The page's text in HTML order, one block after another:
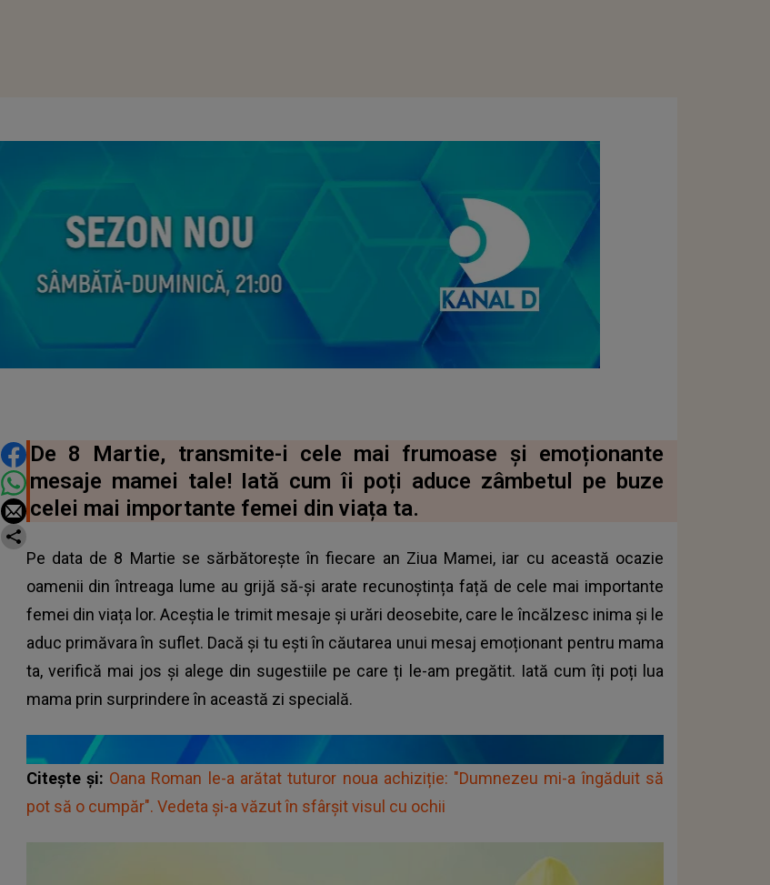
DISTRIBUIE ARTICOLUL
De 8 Martie, transmite-i cele mai frumoase și emoționante
mesaje mamei tale! Iată cum îi poți aduce zâmbetul pe buze
celei mai importante femei din viața ta.
Pe data de 8 Martie se sărbătorește în fiecare an Ziua Mamei, iar cu această ocazie
oamenii din întreaga lume au grijă să-și arate recunoștința față de cele mai importante
femei din viața lor. Aceștia le trimit mesaje și urări deosebite, care le încălzesc inima și le
aduc primăvara în suflet. Dacă și tu ești în căutarea unui mesaj emoționant pentru mama
ta, verifică mai jos și alege din sugestiile pe care ți le-am pregătit. Iată cum îți poți lua
mama prin surprindere în această zi specială.
Citește și: Oana Roman le-a arătat tuturor noua achiziție: "Dumnezeu mi-a îngăduit să
pot să o cumpăr". Vedeta și-a văzut în sfârșit visul cu ochii